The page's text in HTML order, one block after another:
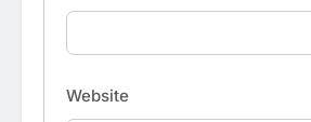
Website